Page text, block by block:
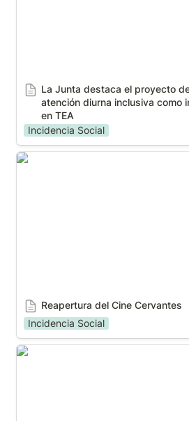
La Junta destaca el proyecto
atención diurna inclusiva como
en TEA
Incidencia Social
Reapertura del Cine Cervantes
Reapertura del Cine Cervantes
Incidencia Social
Autismo Sevilla y Autismo